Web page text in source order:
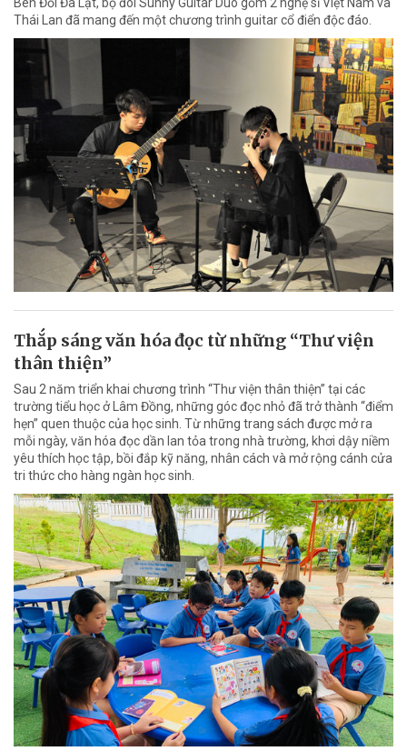
Thái Lan đã mang đến một chương trình guitar cổ điển độc đáo.
Thắp sáng văn hóa đọc từ những “Thư viện
thân thiện”
Sau 2 năm triển khai chương trình “Thư viện thân thiện” tại các
trường tiểu học ở Lâm Đồng, những góc đọc nhỏ đã trở thành “điểm
hẹn” quen thuộc của học sinh. Từ những trang sách được mở ra
mỗi ngày, văn hóa đọc dần lan tỏa trong nhà trường, khơi dậy niềm
yêu thích học tập, bồi đắp kỹ năng, nhân cách và mở rộng cánh cửa
tri thức cho hàng ngàn học sinh.